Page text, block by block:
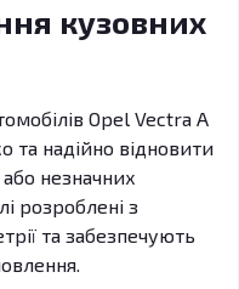
кузовних
Opel Vectra A
та надійно відновити
або незначних
розроблені з
та забезпечують